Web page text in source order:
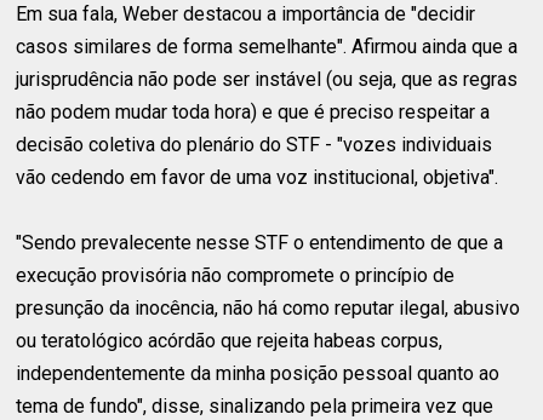
Em sua fala, Weber destacou a importância de "decidir
casos similares de forma semelhante". Afirmou ainda que a
jurisprudência não pode ser instável (ou seja, que as regras
não podem mudar toda hora) e que é preciso respeitar a
decisão coletiva do plenário do STF - "vozes individuais
vão cedendo em favor de uma voz institucional, objetiva".
"Sendo prevalecente nesse STF o entendimento de que a
execução provisória não compromete o princípio de
presunção da inocência, não há como reputar ilegal, abusivo
ou teratológico acórdão que rejeita habeas corpus,
independentemente da minha posição pessoal quanto ao
tema de fundo", disse, sinalizando pela primeira vez que